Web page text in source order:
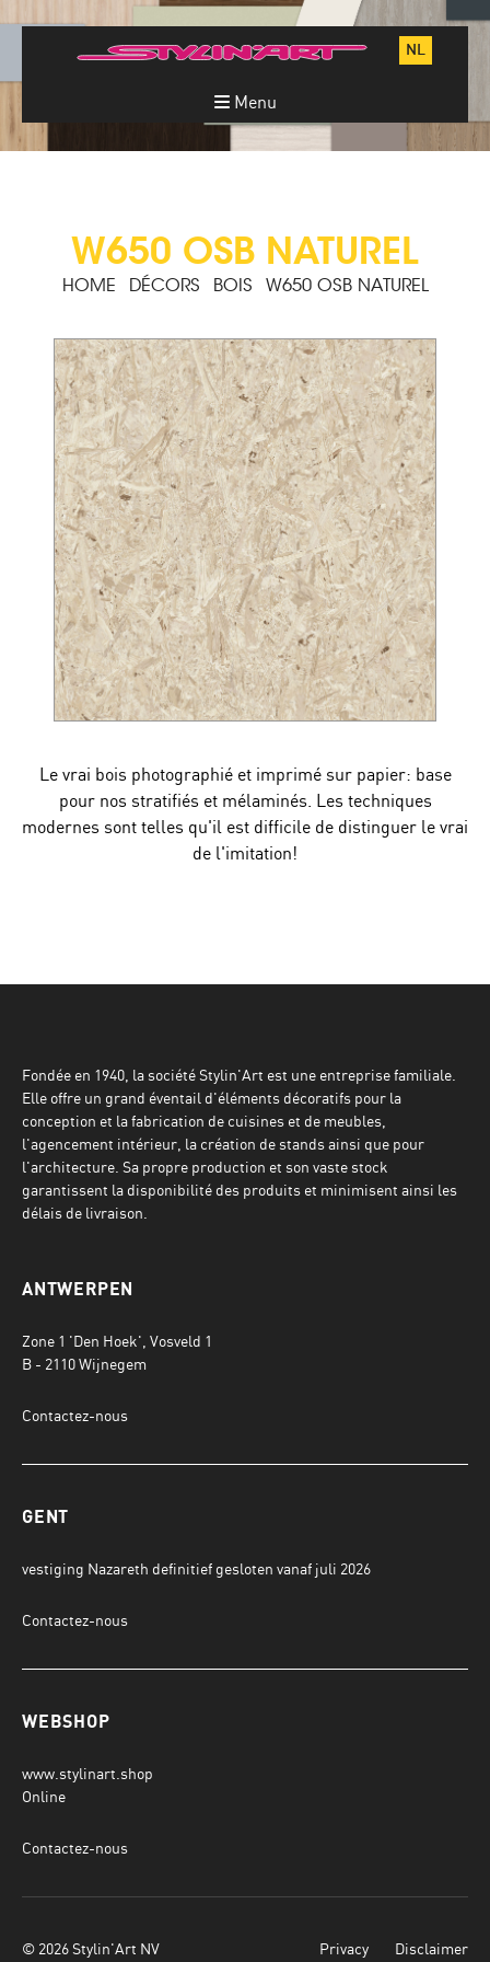
NL
Menu
W650 OSB NATUREL
HOME DÉCORS BOIS W650 OSB NATUREL
Le vrai bois photographié et imprimé sur papier: base
pour nos stratifiés et mélaminés. Les techniques
modernes sont telles qu'il est difficile de distinguer le vrai
de l'imitation!
Fondée en 1940, la société Stylin'Art est une entreprise familiale.
Elle offre un grand éventail d'éléments décoratifs pour la
conception et la fabrication de cuisines et de meubles,
l'agencement intérieur, la création de stands ainsi que pour
l'architecture. Sa propre production et son vaste stock
garantissent la disponibilité des produits et minimisent ainsi les
délais de livraison.
ANTWERPEN
Zone 1 'Den Hoek', Vosveld 1
B - 2110 Wijnegem
Contactez-nous
GENT
vestiging Nazareth definitief gesloten vanaf juli 2026
Contactez-nous
WEBSHOP
www.stylinart.shop
Online
Contactez-nous
© 2026 Stylin'Art NV Privacy Disclaimer